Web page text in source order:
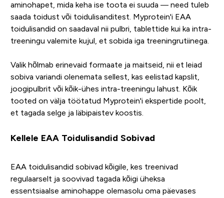
aminohapet, mida keha ise toota ei suuda — need tuleb
saada toidust või toidulisanditest. Myprotein'i EAA
toidulisandid on saadaval nii pulbri, tablettide kui ka intra-
treeningu valemite kujul, et sobida iga treeningrutiinega.
Valik hõlmab erinevaid formaate ja maitseid, nii et leiad
sobiva variandi olenemata sellest, kas eelistad kapslit,
joogipulbrit või kõik-ühes intra-treeningu lahust. Kõik
tooted on välja töötatud Myprotein'i ekspertide poolt,
et tagada selge ja läbipaistev koostis.
Kellele EAA Toidulisandid Sobivad
EAA toidulisandid sobivad kõigile, kes treenivad
regulaarselt ja soovivad tagada kõigi üheksa
essentsiaalse aminohappe olemasolu oma päevases